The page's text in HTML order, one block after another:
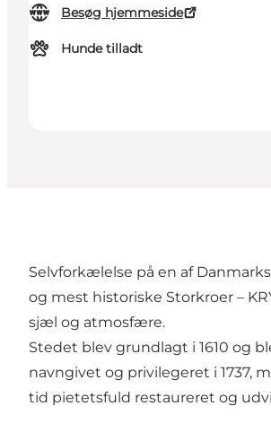
Besøg hjemmeside
Hunde tilladt
Selvforkælelse på en af
og mest historiske Storkroer –
sjæl og atmosfære.
Stedet blev grundlagt i 1610 og
navngivet og privilegeret i 1737,
tid pietetsfuld restaureret og